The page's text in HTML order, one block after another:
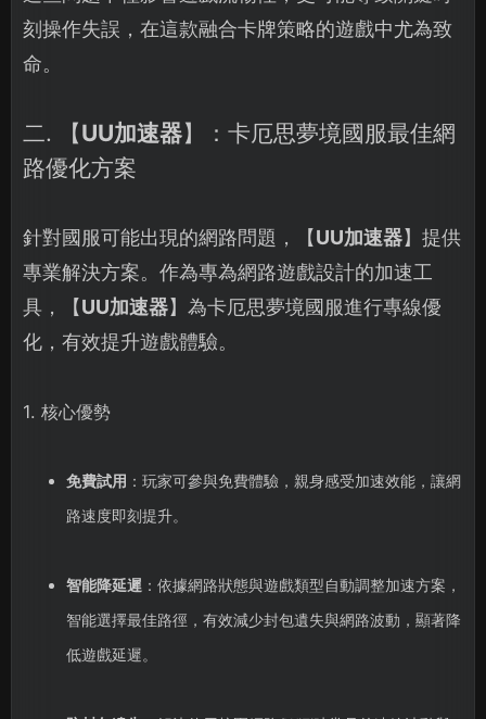
刻操作失誤，在這款融合卡牌策略的遊戲中尤為致
命。
二. 【UU加速器】：卡厄思夢境國服最佳網
路優化方案
針對國服可能出現的網路問題，【UU加速器】提供
專業解決方案。作為專為網路遊戲設計的加速工
具，【UU加速器】為卡厄思夢境國服進行專線優
化，有效提升遊戲體驗。
1. 核心優勢
免費試用 ：玩家可參與免費體驗，親身感受加速效能，讓網
路速度即刻提升。
智能降延遲：依據網路狀態與遊戲類型自動調整加速方案，
智能選擇最佳路徑，有效減少封包遺失與網路波動，顯著降
低遊戲延遲。